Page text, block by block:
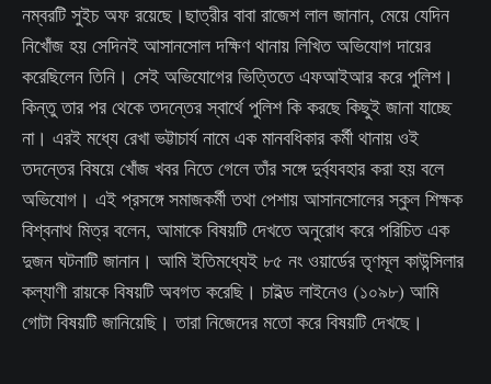
নম্বরটি সুইচ অফ রয়েছে।ছাত্রীর বাবা রাজেশ লাল জানান, মেয়ে যেদিন
নিখোঁজ হয় সেদিনই আসানসোল দক্ষিণ থানায় লিখিত অভিযোগ দায়ের
করেছিলেন তিনি। সেই অভিযোগের ভিত্তিতে এফআইআর করে পুলিশ।
কিন্তু তার পর থেকে তদন্তের স্বার্থে পুলিশ কি করছে কিছুই জানা যাচ্ছে
না। এরই মধ্যে রেখা ভট্টাচার্য নামে এক মানবধিকার কর্মী থানায় ওই
তদন্তের বিষয়ে খোঁজ খবর নিতে গেলে তাঁর সঙ্গে দুর্ব্যবহার করা হয় বলে
অভিযোগ। এই প্রসঙ্গে সমাজকর্মী তথা পেশায় আসানসোলের স্কুল শিক্ষক
বিশ্বনাথ মিত্র বলেন, আমাকে বিষয়টি দেখতে অনুরোধ করে পরিচিত এক
দুজন ঘটনাটি জানান। আমি ইতিমধ্যেই ৮৫ নং ওয়ার্ডের তৃণমূল কাউন্সিলার
কল্যাণী রায়কে বিষয়টি অবগত করেছি। চাইল্ড লাইনেও (১০৯৮) আমি
গোটা বিষয়টি জানিয়েছি। তারা নিজেদের মতো করে বিষয়টি দেখছে।